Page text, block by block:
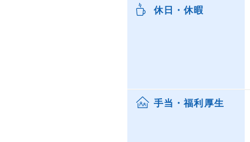
休日・休暇
手当・福利厚生